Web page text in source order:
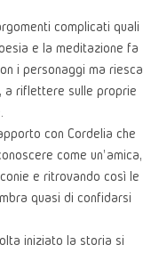
complicati quali
e la meditazione fa
i personaggi ma riesca
a riflettere sulle proprie
con Cordelia che
come un’ amica,
e ritrovando così le
quasi di confidarsi
iniziato la storia si